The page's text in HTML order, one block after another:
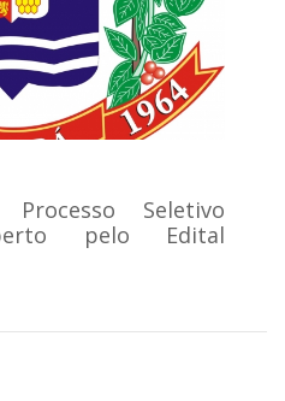
Processo Seletivo
pelo Edital